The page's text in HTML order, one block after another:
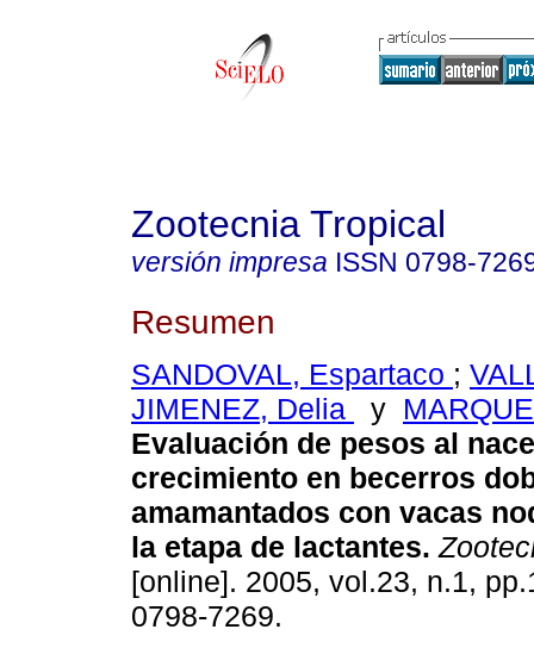
Zootecnia Tropical
versión impresa ISSN 0798-
Resumen
SANDOVAL, Espartaco ;
JIMENEZ, Delia
y
Evaluación de pesos al
crecimiento en becerros
amamantados con vacas
la etapa de lactantes.
[online]. 2005, vol.23, n.1,
0798-7269.